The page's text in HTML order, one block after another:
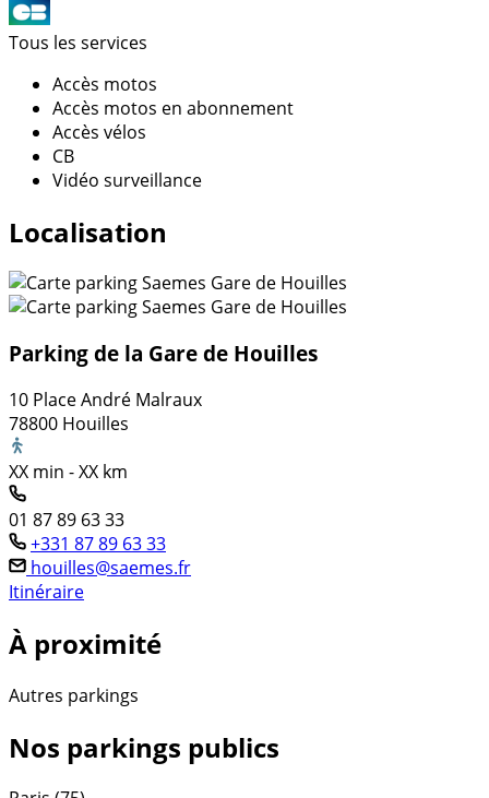
Tous les services
Accès motos
Accès motos en abonnement
Accès vélos
CB
Vidéo surveillance
Localisation
Parking de la Gare de Houilles
10 Place André Malraux
78800 Houilles
XX min - XX km
01 87 89 63 33
+331 87 89 63 33
houilles@saemes.fr
Itinéraire
À proximité
Autres parkings
Nos parkings publics